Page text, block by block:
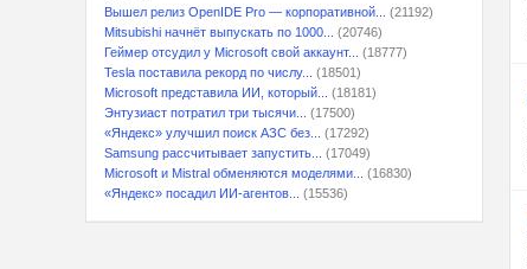
Вышел релиз OpenIDE Pro — корпоративной...
(21192)
Mitsubishi начнёт выпускать по 1000...
(20746)
Геймер отсудил у Microsoft свой аккаунт...
(18777)
Tesla поставила рекорд по числу...
(18501)
Microsoft представила ИИ, который...
(18181)
Энтузиаст потратил три тысячи...
(17500)
«Яндекс» улучшил поиск АЗС без...
(17292)
Samsung рассчитывает запустить...
(17049)
Microsoft и Mistral обменяются моделями...
(16830)
«Яндекс» посадил ИИ-агентов...
(15536)